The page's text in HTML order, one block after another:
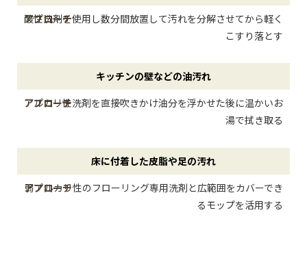
れ
の
奨
具
体
酸性洗剤を使用し数分間放置して汚れを分解させてから軽く
こすり落とす
キッチンの壁などの油汚れ
アルカリ性洗剤を直接吹きかけ油分を浮かせた後に温かいお
湯で拭き取る
床に付着した皮脂や足の汚れ
弱アルカリ性のフローリング専用洗剤と広範囲をカバーでき
るモップを活用する